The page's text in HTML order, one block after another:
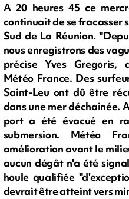
A 20 heures 45 ce
continuait de se fracasser
Sud de La Réunion.
nous enregistrons des
précise Yves Gregoris,
Météo France. Des
Saint-Leu ont dû être
dans une mer déchainée.
port a été évacué en
submersion. Météo
amélioration avant le
aucun dégât n'a été
houle qualifiée
devrait être atteint vers